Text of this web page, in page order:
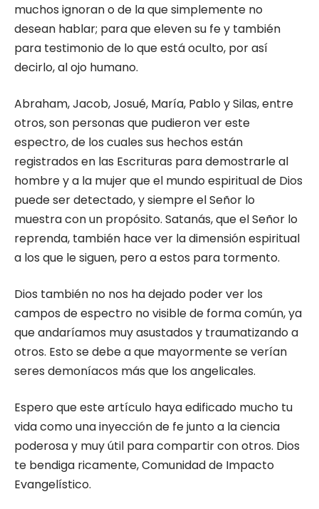
muchos ignoran o de la que simplemente no
desean hablar; para que eleven su fe y también
para testimonio de lo que está oculto, por así
decirlo, al ojo humano.
Abraham, Jacob, Josué, María, Pablo y Silas, entre
otros, son personas que pudieron ver este
espectro, de los cuales sus hechos están
registrados en las Escrituras para demostrarle al
hombre y a la mujer que el mundo espiritual de Dios
puede ser detectado, y siempre el Señor lo
muestra con un propósito. Satanás, que el Señor lo
reprenda, también hace ver la dimensión espiritual
a los que le siguen, pero a estos para tormento.
Dios también no nos ha dejado poder ver los
campos de espectro no visible de forma común, ya
que andaríamos muy asustados y traumatizando a
otros. Esto se debe a que mayormente se verían
seres demoníacos más que los angelicales.
Espero que este artículo haya edificado mucho tu
vida como una inyección de fe junto a la ciencia
poderosa y muy útil para compartir con otros. Dios
te bendiga ricamente, Comunidad de Impacto
Evangelístico.